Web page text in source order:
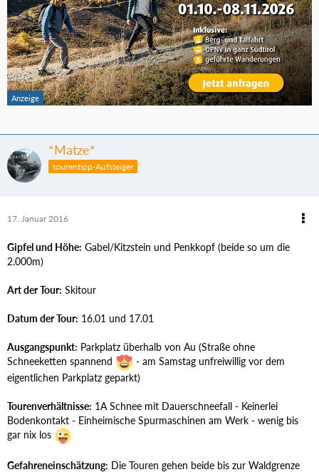
*Matze*
tourentipp-Aufsteiger
17. Januar 2016
Gipfel und Höhe: Gabel/Kitzstein und Penkkopf (beide so um die
2.000m)
Art der Tour: Skitour
Datum der Tour: 16.01 und 17.01
Ausgangspunkt: Parkplatz überhalb von Au (Straße ohne
Schneeketten spannend
- am Samstag unfreiwillig vor dem
eigentlichen Parkplatz geparkt)
Tourenverhältnisse: 1A Schnee mit Dauerschneefall - Keinerlei
Bodenkontakt - Einheimische Spurmaschinen am Werk - wenig bis
gar nix los
Gefahreneinschätzung: Die Touren gehen beide bis zur Waldgrenze